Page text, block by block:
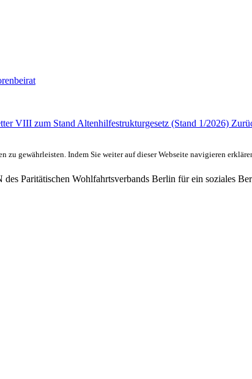
VIII zum Stand Altenhilfestrukturgesetz (Stand 1/2026)
zu gewährleisten. Indem Sie weiter auf dieser Webseite navigieren
Paritätischen Wohlfahrtsverbands Berlin für ein soziales